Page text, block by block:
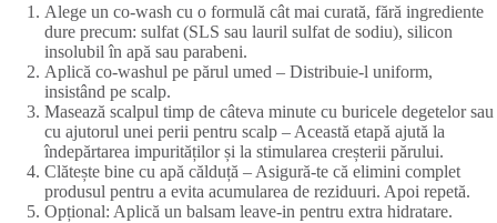
Alege un co-wash cu o formulă cât mai curată, fără ingrediente
dure precum: sulfat (SLS sau lauril sulfat de sodiu), silicon
insolubil în apă sau parabeni.
Aplică co-washul pe părul umed – Distribuie-l uniform,
insistând pe scalp.
Masează scalpul timp de câteva minute cu buricele degetelor sau
cu ajutorul unei perii pentru scalp – Această etapă ajută la
îndepărtarea impurităților și la stimularea creșterii părului.
Clătește bine cu apă călduță – Asigură-te că elimini complet
produsul pentru a evita acumularea de reziduuri. Apoi repetă.
Opțional: Aplică un balsam leave-in pentru extra hidratare.